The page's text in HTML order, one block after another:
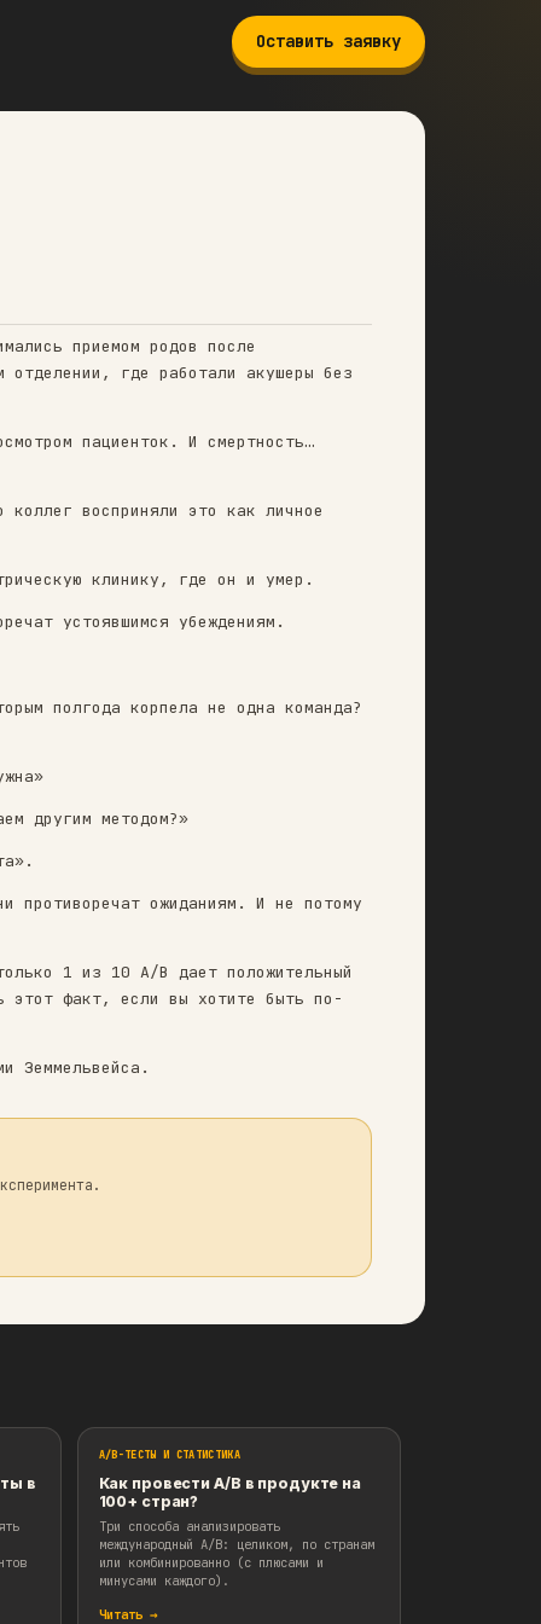
Оставить заявку
A/B?
30%. А вот в другом отделении, где работали
извести перед осмотром пациенток. И
Но большинство коллег восприняли это
поместили в психиатрическую клинику, где
редизайн, над которым полгода корпела не
что им она нужна»
Или пересчитаем другим методом?»
свою гипотезу – только 1 из 10 A/B дает
И нужно принять этот факт, если вы
результатов эксперимента.